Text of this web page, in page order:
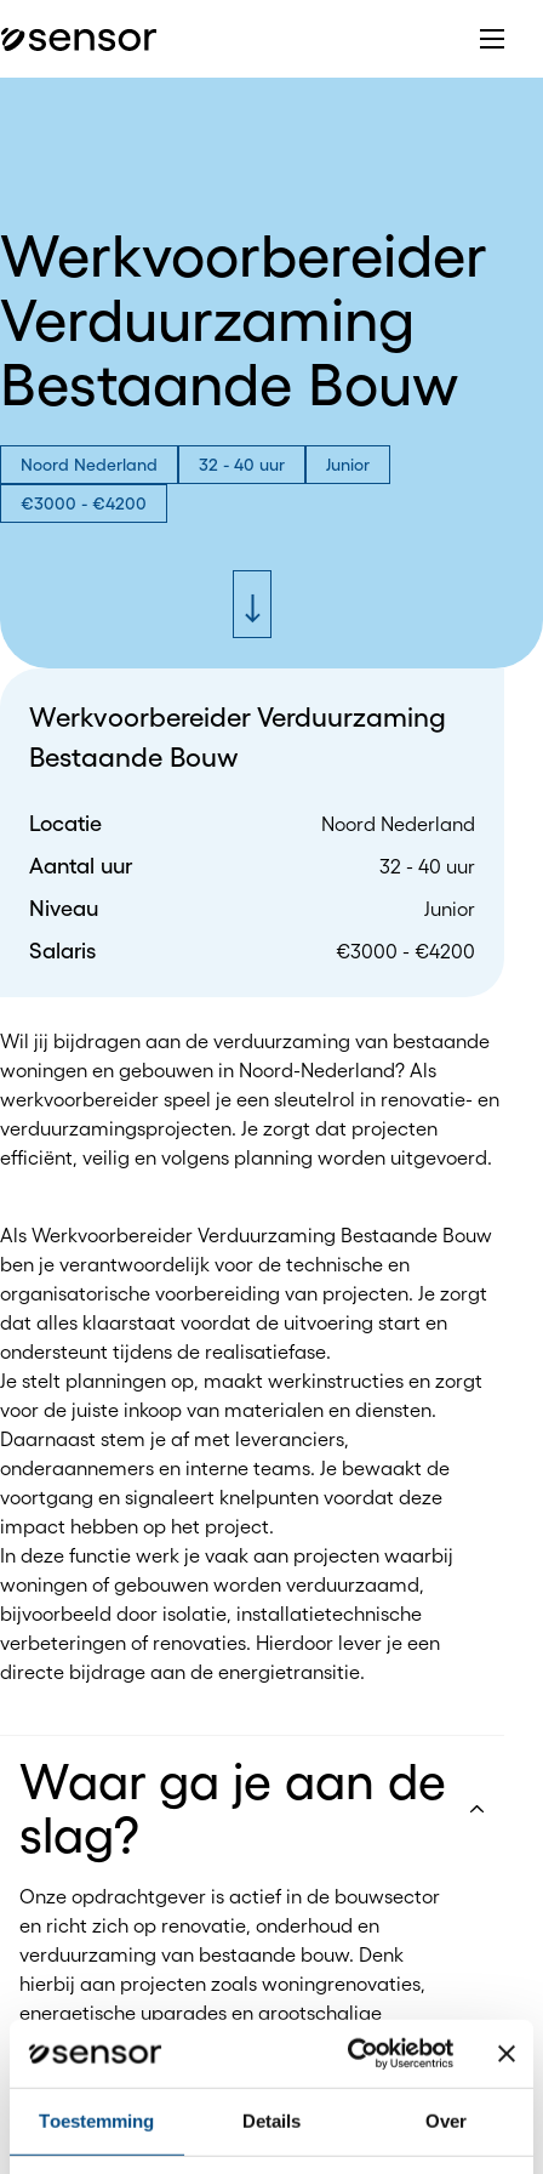
Toestemming Details Over
Werkvoorbereider
Verduurzaming
Bestaande Bouw
Noord Nederland 32 - 40 uur
Junior
€3000 - €4200
Werkvoorbereider Verduurzaming
Bestaande Bouw
Locatie Noord Nederland
Aantal uur 32 - 40 uur
Niveau Junior
Salaris €3000 - €4200
Wil jij bijdragen aan de verduurzaming van bestaande
woningen en gebouwen in Noord-Nederland? Als
werkvoorbereider speel je een sleutelrol in renovatie- en
verduurzamingsprojecten. Je zorgt dat projecten
efficiënt, veilig en volgens planning worden uitgevoerd.
Als Werkvoorbereider Verduurzaming Bestaande Bouw
ben je verantwoordelijk voor de technische en
organisatorische voorbereiding van projecten. Je zorgt
dat alles klaarstaat voordat de uitvoering start en
ondersteunt tijdens de realisatiefase.
Je stelt planningen op, maakt werkinstructies en zorgt
voor de juiste inkoop van materialen en diensten.
Daarnaast stem je af met leveranciers,
onderaannemers en interne teams. Je bewaakt de
voortgang en signaleert knelpunten voordat deze
impact hebben op het project.
In deze functie werk je vaak aan projecten waarbij
woningen of gebouwen worden verduurzaamd,
bijvoorbeeld door isolatie, installatietechnische
verbeteringen of renovaties. Hierdoor lever je een
directe bijdrage aan de energietransitie.
Waar ga je aan de
slag?
Onze opdrachtgever is actief in de bouwsector
en richt zich op renovatie, onderhoud en
verduurzaming van bestaande bouw. Denk
hierbij aan projecten zoals woningrenovaties,
energetische upgrades en grootschalige
onderhoudsprojecten.
De organisatie kenmerkt zich door een
veel aandacht voor kwaliteit en samenwerking.
Je werkt in een team met projectleiders,